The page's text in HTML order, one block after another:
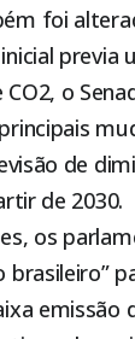
foi
previa
o
de
de 2030.
os
brasileiro”
emissão